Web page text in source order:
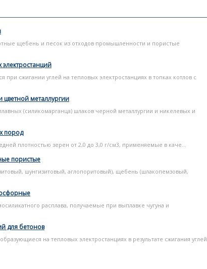
щебень и песок из отходов промышленности и пористые
сжигании углей на тепловых электростанциях в топках котлов с
металлургии
(силикомарганца) шлаков черной металлургии и никелевых и
пород
плотностью зерен от 2,0 до 3,0 г/см3, применяемые в каче...
пористые
шунгизитовый, аглопоритовый), щебень (шлакопемзовый,
расплава, получаемые при выплавке чугуна и
для бетонов
на тепловых электростанциях в результате сжигания углей